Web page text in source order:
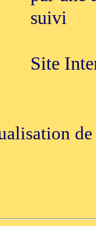
suivi
Site